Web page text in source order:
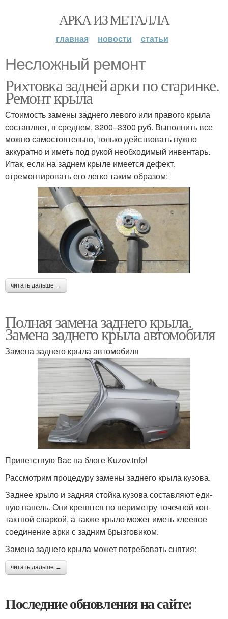
АРКА ИЗ МЕТАЛЛА
главная новости статьи
Несложный ремонт
Рихтовка задней арки по старинке.
Ремонт крыла
Стоимость замены заднего левого или правого крыла
составляет, в среднем, 3200–3300 руб. Выполнить все
можно самостоятельно, только действовать нужно
аккуратно и иметь под рукой необходимый инвентарь.
Итак, если на заднем крыле имеется дефект,
отремонтировать его легко таким образом:
читать дальше →
Полная замена заднего крыла.
Замена заднего крыла автомобиля
Замена заднего крыла автомобиля
При­вет­ствую Вас на бло­ге Kuzov.info!
Рас­смот­рим про­це­ду­ру заме­ны зад­не­го кры­ла кузо­ва.
Зад­нее кры­ло и зад­няя стой­ка кузо­ва состав­ля­ют еди­
ную панель. Они кре­пят­ся по пери­мет­ру точеч­ной кон­
такт­ной свар­кой, а так­же кры­ло может иметь кле­е­вое
соеди­не­ние арки с зад­ним брыз­го­ви­ком.
Заме­на зад­не­го кры­ла может потре­бо­вать сня­тия:
читать дальше →
Последние обновления на сайте: